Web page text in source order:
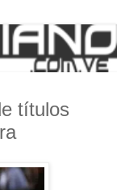
títulos